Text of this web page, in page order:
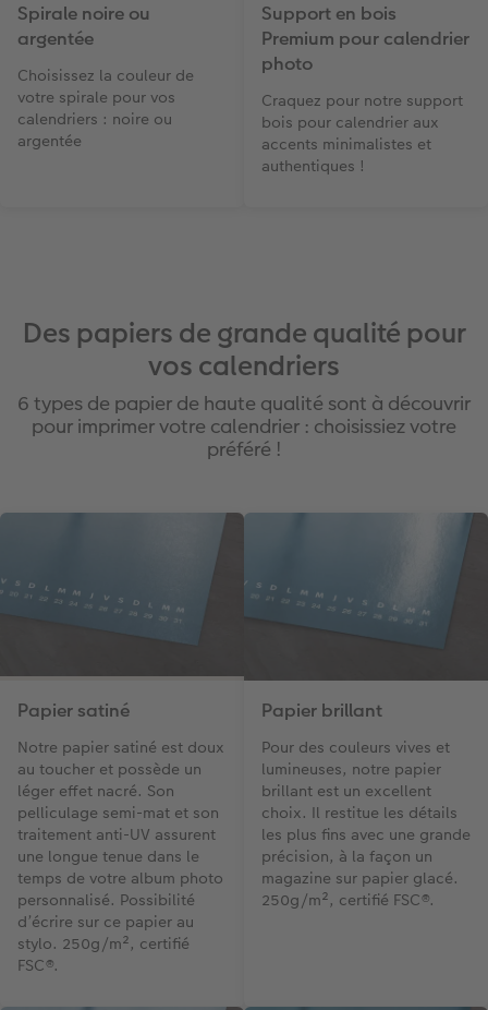
Spirale noire ou
argentée
Choisissez la couleur de
votre spirale pour vos
calendriers : noire ou
argentée
Support en bois
Premium pour calendrier
photo
Craquez pour notre support
bois pour calendrier aux
accents minimalistes et
authentiques !
Des papiers de grande qualité pour
vos calendriers
6 types de papier de haute qualité sont à découvrir
pour imprimer votre calendrier : choisissiez votre
préféré !
Papier satiné
Notre papier satiné est doux
au toucher et possède un
léger effet nacré. Son
pelliculage semi-mat et son
traitement anti-UV assurent
une longue tenue dans le
temps de votre album photo
personnalisé. Possibilité
d’écrire sur ce papier au
stylo. 250g/m², certifié
FSC®.
Papier brillant
Pour des couleurs vives et
lumineuses, notre papier
brillant est un excellent
choix. Il restitue les détails
les plus fins avec une grande
précision, à la façon un
magazine sur papier glacé.
250g/m², certifié FSC®.